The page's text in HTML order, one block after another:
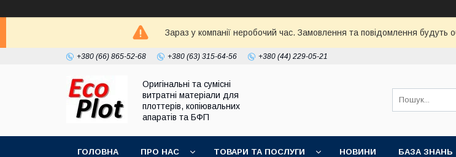
Зараз у компанії неробочий час. Замовлення та повідомлення
+380 (66) 865-52-68 +380 (63) 315-64-56 +380 (44) 229-05-21
Оригінальні та сумісні
витратні матеріали для
плоттерів, копіювальних
апаратів та БФП
ГОЛОВНА ПРО НАС ТОВАРИ ТА ПОСЛУГИ НОВИНИ БАЗА ЗНАНЬ